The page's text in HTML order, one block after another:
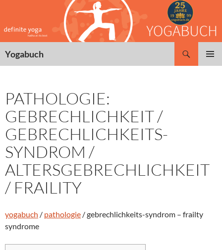
springen
Yogabuch
PATHOLOGIE:
GEBRECHLICHKEIT /
GEBRECHLICHKEITS-
SYNDROM /
ALTERSGEBRECHLICHKEIT
/ FRAILITY
yogabuch / pathologie / gebrechlichkeits-syndrom – frailty
syndrome